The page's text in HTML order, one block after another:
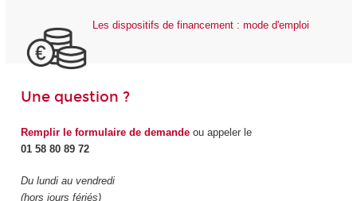
Les dispositifs de financement : mode d'emploi
Une question ?
Remplir le formulaire de demandeou appeler le
01 58 80 89 72
Du lundi au vendredi
(hors jours fériés)